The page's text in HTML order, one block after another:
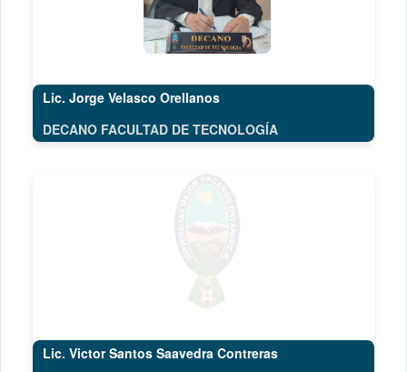
Lic. Jorge Velasco Orellanos
DECANO FACULTAD DE TECNOLOGÍA
Lic. Victor Santos Saavedra Contreras